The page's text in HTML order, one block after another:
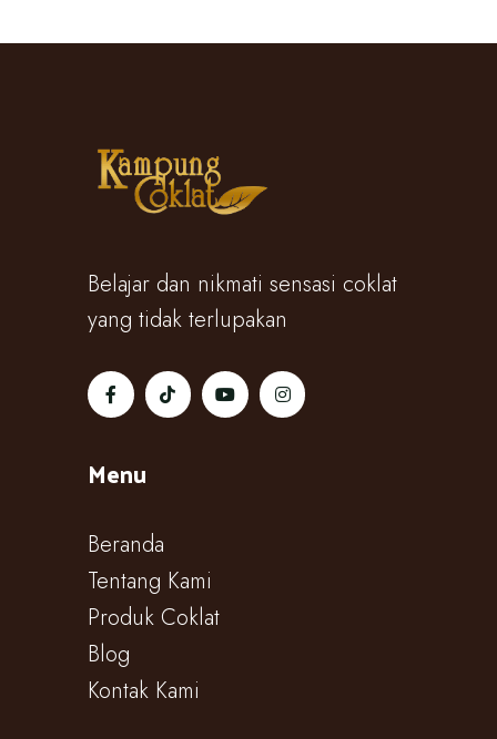
Belajar dan nikmati sensasi coklat
yang tidak terlupakan
Menu
Beranda
Tentang Kami
Produk Coklat
Blog
Kontak Kami